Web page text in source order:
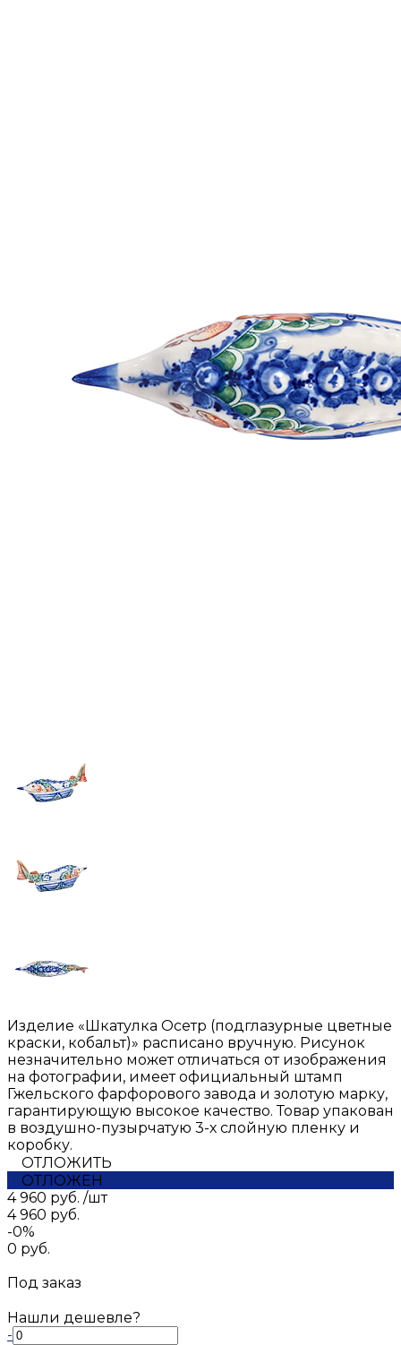
Изделие «Шкатулка Осетр (подглазурные цветные
краски, кобальт)» расписано вручную. Рисунок
незначительно может отличаться от изображения
на фотографии, имеет официальный штамп
Гжельского фарфорового завода и золотую марку,
гарантирующую высокое качество. Товар упакован
в воздушно-пузырчатую 3-х слойную пленку и
коробку.
ОТЛОЖИТЬ
ОТЛОЖЕН
4 960 руб. /шт
4 960 руб.
-0%
0 руб.
Под заказ
Нашли дешевле?
-